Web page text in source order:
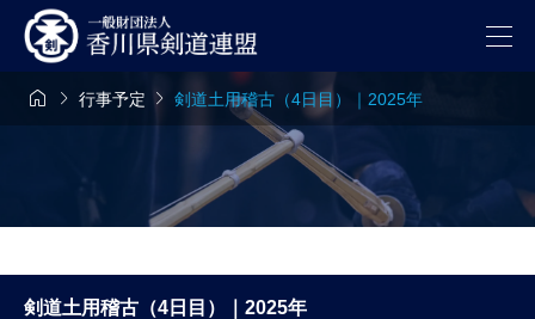
  行事予定  剣道土用稽古（4日目）｜2025年
剣道土用稽古（4日目）｜2025年